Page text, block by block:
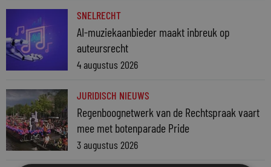
SNELRECHT
AI-muziekaanbieder maakt inbreuk op
auteursrecht
4 augustus 2026
JURIDISCH NIEUWS
Regenboognetwerk van de Rechtspraak vaart
mee met botenparade Pride
3 augustus 2026